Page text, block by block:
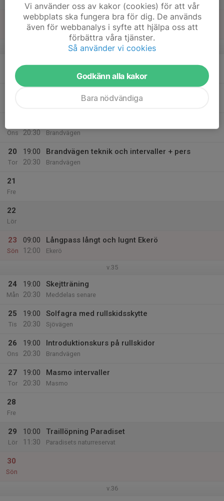
v.34
Mån
19:00
Skejtträning
Meddelas senare
Ons
20:30
Brandvägen
20
Tor
19:00
20:30
Brandvägen teknik och intervaller + pers
Brandvägen
21
Fre
22
Lör
23
Sön
09:00
12:00
Långpass långt och lugnt Ekerö
Ekerö
v.35
24
Mån
19:00
20:30
Skejtträning
Meddelas senare
25
Tis
19:00
20:30
Solfagra med rullskidsskytte
Sjövägen
26
Ons
19:00
20:30
Introduktionskurs på rullskidor
Brandvägen
27
Tor
19:00
20:30
Masmo intervaller
Masmo
28
Fre
29
Lör
10:00
11:30
Traillöpning Paradiset
Paradisets naturreservat
30
Sön
v.36
Vi använder oss av kakor (cookies) för att vår
webbplats ska fungera bra för dig. De används
även för webbanalys i syfte att hjälpa oss att
förbättra våra tjänster.
Så använder vi cookies
Godkänn alla kakor
Bara nödvändiga